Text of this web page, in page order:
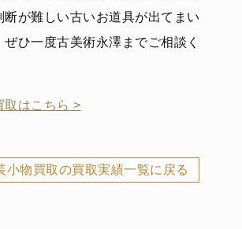
断が難しい古いお道具が出てまい
ぜひ一度古美術永澤までご相談く
取はこちら >
小物買取の買取実績一覧に戻る